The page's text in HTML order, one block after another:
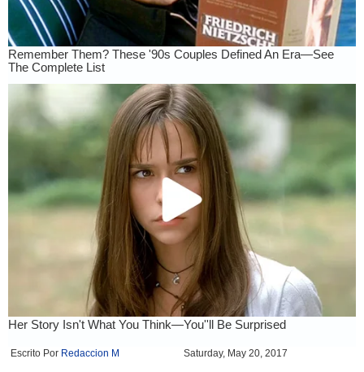
Escrito Por Redaccion M Saturday, May 20, 2017